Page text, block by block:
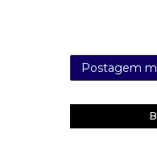
Postagem